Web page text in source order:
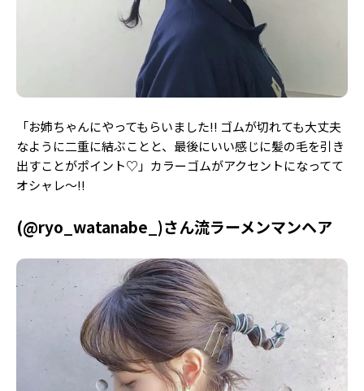
「お姉ちゃんにやってもらいました!! ゴムが切れても大丈夫
なように二重に結ぶことと、最後にいい感じに髪の毛を引き
出すことがポイント♡」カラーゴムがアクセントになってて
オシャレ〜!!
(@ryo_watanabe_)さん流ラーメンマンヘア